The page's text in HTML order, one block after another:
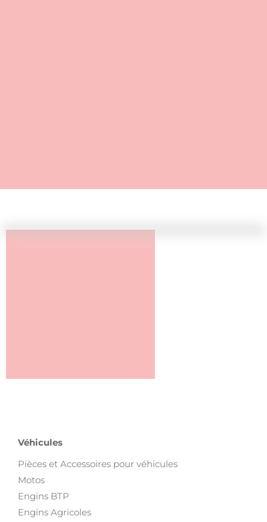
Véhicules
Pièces et Accessoires pour véhicules
Motos
Engins BTP
Engins Agricoles